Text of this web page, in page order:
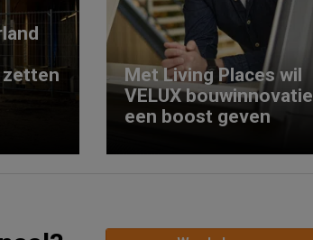
zetten
Met Living Places wil
VELUX bouwinnovatie
een boost geven